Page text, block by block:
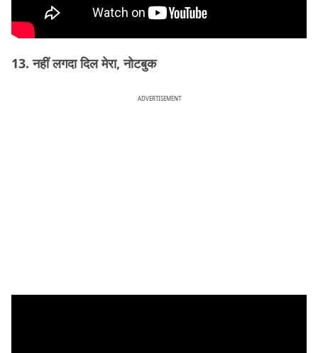
13. नहीं लगदा दिल मेरा, नोटबुक
ADVERTISEMENT